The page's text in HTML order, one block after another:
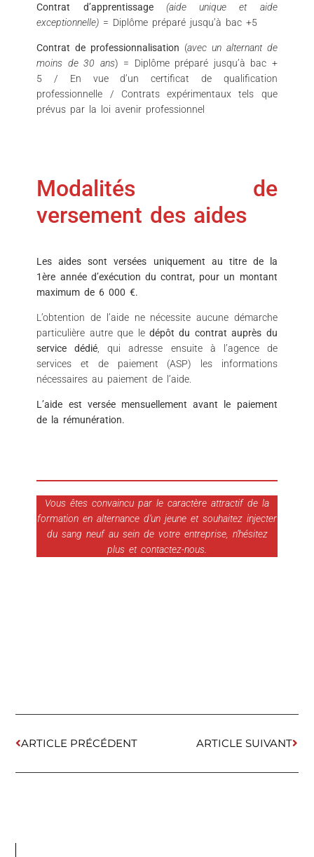
Contrat d’apprentissage
(aide unique et aide
exceptionnelle) = Diplôme préparé jusqu’à bac +5
Contrat de professionnalisation (avec un alternant de
moins de 30 ans) = Diplôme préparé jusqu’à bac +
5 / En vue d’un certificat de qualification
professionnelle / Contrats expérimentaux tels que
prévus par la loi avenir professionnel
Modalités de
versement des aides
Les aides sont versées uniquement au titre de la
1ère année d’exécution du contrat, pour un montant
maximum de 6 000 €.
L’obtention de l’aide ne nécessite aucune démarche
particulière autre que le dépôt du contrat auprès du
service dédié , qui adresse ensuite à l’agence de
services et de paiement (ASP) les informations
nécessaires au paiement de l’aide.
L’aide est versée mensuellement avant le paiement
de la rémunération.
Vous êtes convaincu par le caractère attractif de la
formation en alternance d’un jeune et souhaitez injecter
du sang neuf au sein de votre entreprise, n’hésitez
plus et contactez-nous.
ARTICLE PRÉCÉDENT ARTICLE SUIVANT